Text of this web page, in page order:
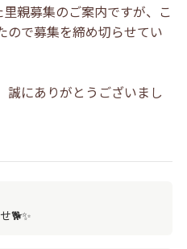
親募集のご案内ですが、こ
ので募集を締め切らせてい
誠にありがとうございまし
🐕✨